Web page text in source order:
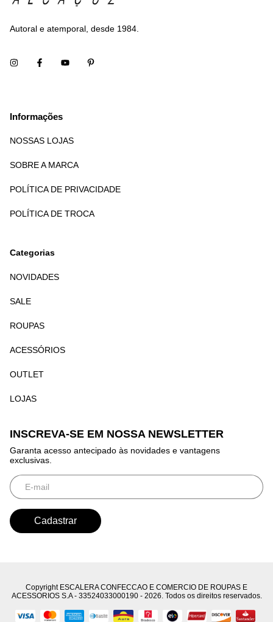
Autoral e atemporal, desde 1984.
Informações
NOSSAS LOJAS
SOBRE A MARCA
POLÍTICA DE PRIVACIDADE
POLÍTICA DE TROCA
Categorias
NOVIDADES
SALE
ROUPAS
ACESSÓRIOS
OUTLET
LOJAS
INSCREVA-SE EM NOSSA NEWSLETTER
Garanta acesso antecipado às novidades e vantagens
exclusivas.
Copyright ESCALERA CONFECCAO E COMERCIO DE ROUPAS E
ACESSORIOS S.A - 33524033000190 - 2026. Todos os direitos reservados.